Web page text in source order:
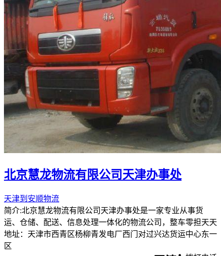
北京慧龙物流有限公司天津办事处
天津到安顺物流
简介:北京慧龙物流有限公司天津办事处是一家专业从事货
运、仓储、配送、信息处理一体化的物流公司，整车零担天天
地址：天津市西青区杨柳青发电厂西门对过兴达货运中心东一
区